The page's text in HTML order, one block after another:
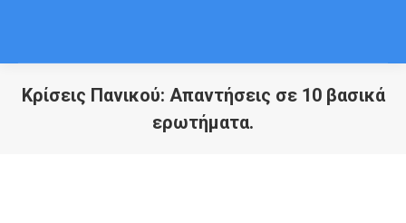
Κρίσεις Πανικού: Απαντήσεις σε 10 βασικά
ερωτήματα.